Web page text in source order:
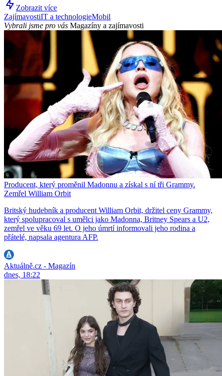
Zobrazit více
ZajímavostiIT a technologieMobil
Vybrali jsme pro vás Magazíny a zajímavosti
Producent, který proměnil Madonnu a získal s ní tři Grammy.
Zemřel William Orbit
Britský hudebník a producent William Orbit, držitel ceny Grammy,
který spolupracoval s umělci jako Madonna, Britney Spears a U2,
zemřel ve věku 69 let. O jeho úmrtí informovali jeho rodina a
přátelé, napsala agentura AFP.
Aktuálně.cz - Magazín
dnes, 18:22